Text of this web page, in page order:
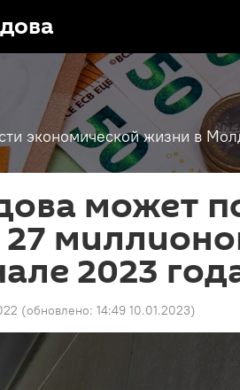
экономической жизни в
может
2023
(обновлено: 14:49 10.01.2023)